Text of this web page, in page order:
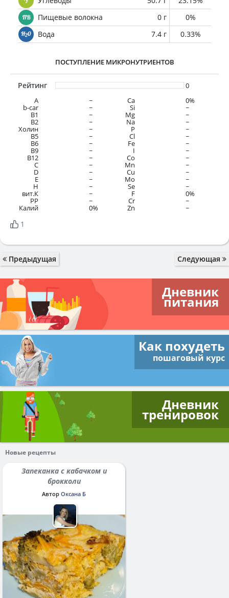
Пищевые волокна
0 г
0%
Вода
7.4 г 0.33%
ПОСТУПЛЕНИЕ МИКРОНУТРИЕНТОВ
Рейтинг
0
A
~
b-car ~
В1 ~
B2 ~
Холин ~
B5 ~
B6 ~
B9 ~
B12 ~
C ~
D ~
E ~
H ~
вит.К ~
PP ~
Калий 0%
Ca 0%
Si ~
Mg ~
Na ~
P ~
Cl ~
Fe ~
I ~
Co ~
Mn ~
Cu ~
Mo ~
Se ~
F 0%
Cr ~
Zn ~
1
Предыдущая Следующая
Дневник
питания
Как похудеть
пошаговый курс
Дневник
тренировок
Новые рецепты
Запеканка с кабачком и
брокколи
Автор Оксана Б